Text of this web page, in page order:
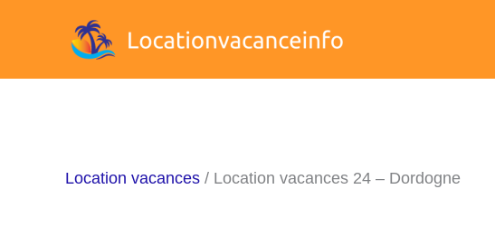
Location vacances / Location vacances 24 – Dordogne